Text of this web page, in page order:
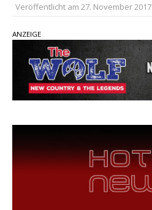
Sommernächte
Veröffentlicht am 27. November 2017
ANZEIGE